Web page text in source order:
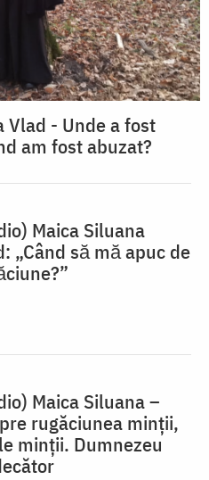
Vlad - Unde a fost
am fost abuzat?
Maica Siluana
„Când să mă apuc de
Maica Siluana –
rugăciunea minții,
minții. Dumnezeu